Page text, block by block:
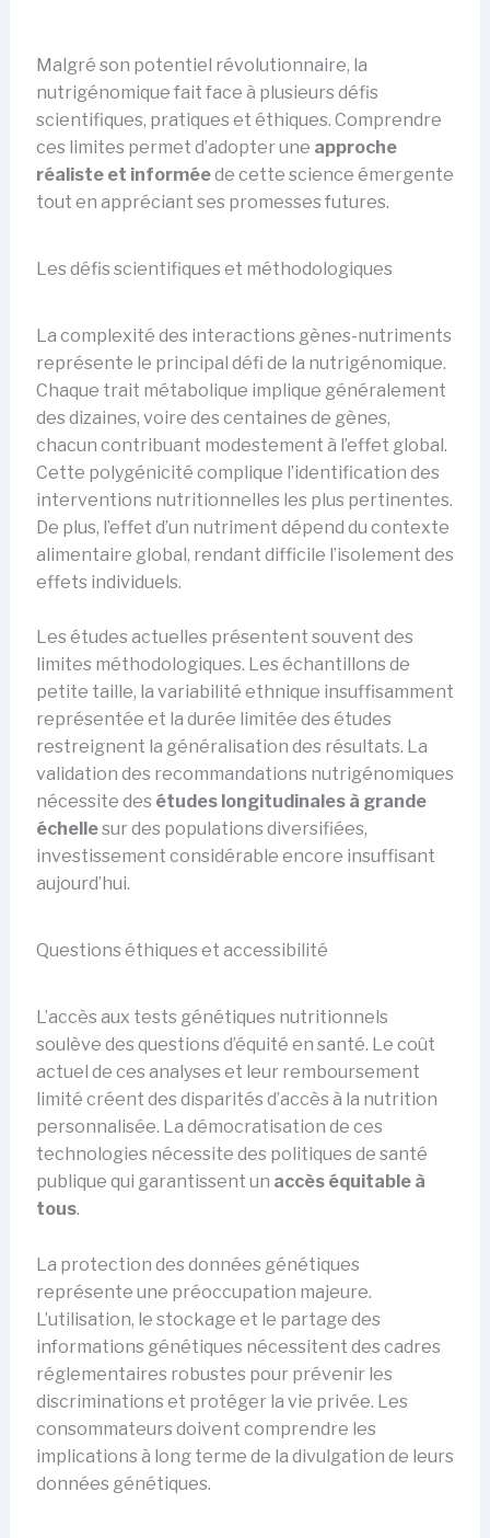
Malgré son potentiel révolutionnaire, la
nutrigénomique fait face à plusieurs défis
scientifiques, pratiques et éthiques. Comprendre
ces limites permet d’adopter une approche
réaliste et informéede cette science émergente
tout en appréciant ses promesses futures.
Les défis scientifiques et méthodologiques
La complexité des interactions gènes-nutriments
représente le principal défi de la nutrigénomique.
Chaque trait métabolique implique généralement
des dizaines, voire des centaines de gènes,
chacun contribuant modestement à l’effet global.
Cette polygénicité complique l’identification des
interventions nutritionnelles les plus pertinentes.
De plus, l’effet d’un nutriment dépend du contexte
alimentaire global, rendant difficile l’isolement des
effets individuels.
Les études actuelles présentent souvent des
limites méthodologiques. Les échantillons de
petite taille, la variabilité ethnique insuffisamment
représentée et la durée limitée des études
restreignent la généralisation des résultats. La
validation des recommandations nutrigénomiques
nécessite des études longitudinales à grande
échellesur des populations diversifiées,
investissement considérable encore insuffisant
aujourd’hui.
Questions éthiques et accessibilité
L’accès aux tests génétiques nutritionnels
soulève des questions d’équité en santé. Le coût
actuel de ces analyses et leur remboursement
limité créent des disparités d’accès à la nutrition
personnalisée. La démocratisation de ces
technologies nécessite des politiques de santé
publique qui garantissent un accès équitable à
tous.
La protection des données génétiques
représente une préoccupation majeure.
L’utilisation, le stockage et le partage des
informations génétiques nécessitent des cadres
réglementaires robustes pour prévenir les
discriminations et protéger la vie privée. Les
consommateurs doivent comprendre les
implications à long terme de la divulgation de leurs
données génétiques.